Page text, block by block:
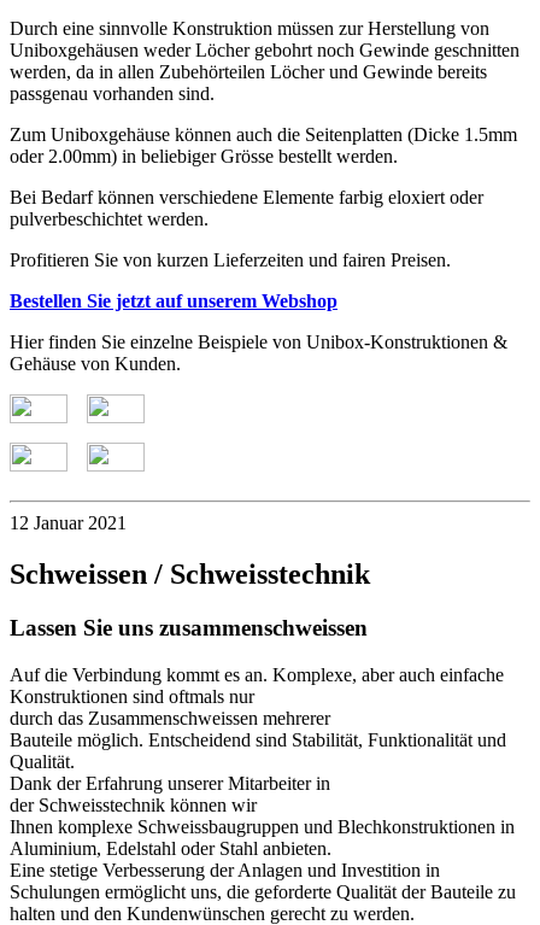
Durch eine sinnvolle Konstruktion müssen zur Herstellung von
Uniboxgehäusen weder Löcher gebohrt noch Gewinde geschnitten
werden, da in allen Zubehörteilen Löcher und Gewinde bereits
passgenau vorhanden sind.
Zum Uniboxgehäuse können auch die Seitenplatten (Dicke 1.5mm
oder 2.00mm) in beliebiger Grösse bestellt werden.
Bei Bedarf können verschiedene Elemente farbig eloxiert oder
pulverbeschichtet werden.
Profitieren Sie von kurzen Lieferzeiten und fairen Preisen.
Bestellen Sie jetzt auf unserem Webshop
Hier finden Sie einzelne Beispiele von Unibox-Konstruktionen &
Gehäuse von Kunden.
12 Januar 2021
Schweissen / Schweisstechnik
Lassen Sie uns zusammenschweissen
Auf die Verbindung kommt es an. Komplexe, aber auch einfache
Konstruktionen sind oftmals nur
durch das Zusammenschweissen mehrerer
Bauteile möglich. Entscheidend sind Stabilität, Funktionalität und
Qualität.
Dank der Erfahrung unserer Mitarbeiter in
der Schweisstechnik können wir
Ihnen komplexe Schweissbaugruppen und Blechkonstruktionen in
Aluminium, Edelstahl oder Stahl anbieten.
Eine stetige Verbesserung der Anlagen und Investition in
Schulungen ermöglicht uns, die geforderte Qualität der Bauteile zu
halten und den Kundenwünschen gerecht zu werden.